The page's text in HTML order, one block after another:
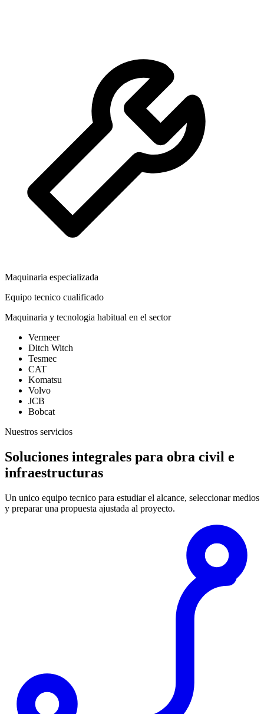
Maquinaria especializada
Equipo tecnico cualificado
Maquinaria y tecnologia habitual en el sector
Vermeer
Ditch Witch
Tesmec
CAT
Komatsu
Volvo
JCB
Bobcat
Nuestros servicios
Soluciones integrales para obra civil e
infraestructuras
Un unico equipo tecnico para estudiar el alcance, seleccionar medios
y preparar una propuesta ajustada al proyecto.